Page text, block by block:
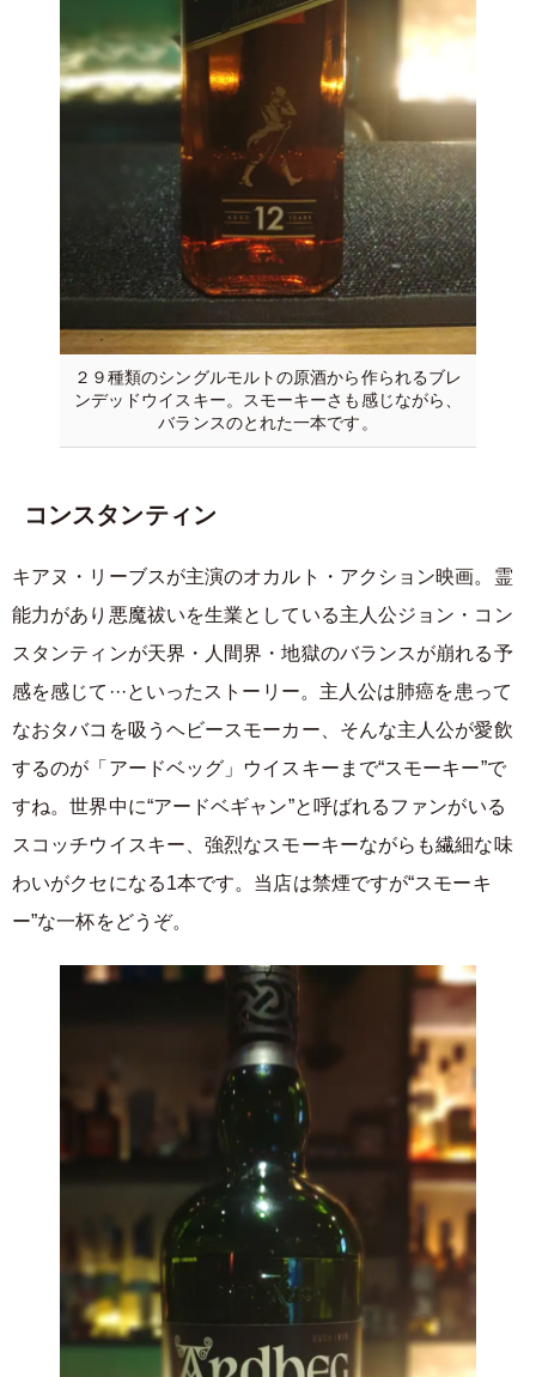
２９種類のシングルモルトの原酒から作られるブレ
ンデッドウイスキー。スモーキーさも感じながら、
バランスのとれた一本です。
コンスタンティン
キアヌ・リーブスが主演のオカルト・アクション映画。霊
能力があり悪魔祓いを生業としている主人公ジョン・コン
スタンティンが天界・人間界・地獄のバランスが崩れる予
感を感じて···といったストーリー。主人公は肺癌を患って
なおタバコを吸うヘビースモーカー、そんな主人公が愛飲
するのが「アードベッグ」ウイスキーまで“スモーキー”で
すね。世界中に“アードベギャン”と呼ばれるファンがいる
スコッチウイスキー、強烈なスモーキーながらも繊細な味
わいがクセになる1本です。当店は禁煙ですが“スモーキ
ー”な一杯をどうぞ。